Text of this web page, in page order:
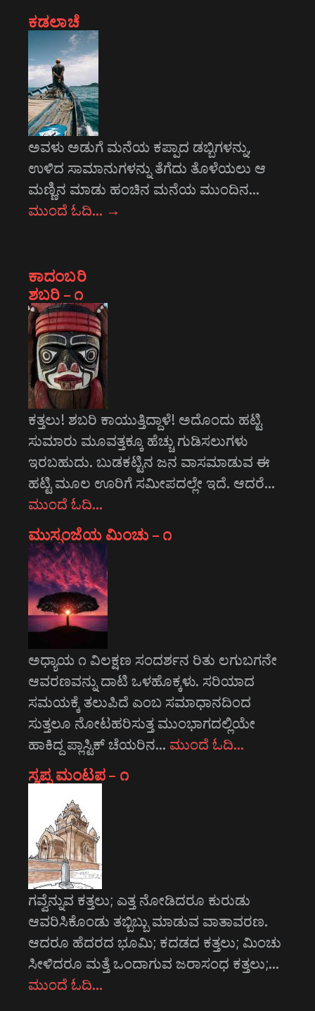
ಕಡಲಾಚೆ
ಅವಳು ಅಡುಗೆ ಮನೆಯ ಕಪ್ಪಾದ ಡಬ್ಬಿಗಳನ್ನು,
ಉಳಿದ ಸಾಮಾನುಗಳನ್ನು ತೆಗೆದು ತೊಳೆಯಲು ಆ
ಮಣ್ಣಿನ ಮಾಡು ಹಂಚಿನ ಮನೆಯ ಮುಂದಿನ…
ಮುಂದೆ ಓದಿ… →
ಕಾದಂಬರಿ
ಶಬರಿ – ೧
ಕತ್ತಲು! ಶಬರಿ ಕಾಯುತ್ತಿದ್ದಾಳೆ! ಅದೊಂದು ಹಟ್ಟಿ
ಸುಮಾರು ಮೂವತ್ತಕ್ಕೂ ಹೆಚ್ಚು ಗುಡಿಸಲುಗಳು
ಇರಬಹುದು. ಬುಡಕಟ್ಟಿನ ಜನ ವಾಸಮಾಡುವ ಈ
ಹಟ್ಟಿ ಮೂಲ ಊರಿಗೆ ಸಮೀಪದಲ್ಲೇ ಇದೆ. ಆದರೆ…
ಮುಂದೆ ಓದಿ…
ಮುಸ್ಸಂಜೆಯ ಮಿಂಚು – ೧
ಅಧ್ಯಾಯ ೧ ವಿಲಕ್ಷಣ ಸಂದರ್ಶನ ರಿತು ಲಗುಬಗನೇ
ಆವರಣವನ್ನು ದಾಟಿ ಒಳಹೊಕ್ಕಳು. ಸರಿಯಾದ
ಸಮಯಕ್ಕೆ ತಲುಪಿದೆ ಎಂಬ ಸಮಾಧಾನದಿಂದ
ಸುತ್ತಲೂ ನೋಟಹರಿಸುತ್ತ ಮುಂಭಾಗದಲ್ಲಿಯೇ
ಹಾಕಿದ್ದ ಪ್ಲಾಸ್ಟಿಕ್ ಚೆಯರಿನ… ಮುಂದೆ ಓದಿ…
ಸ್ವಪ್ನ ಮಂಟಪ – ೧
ಗವ್ವೆನ್ನುವ ಕತ್ತಲು; ಎತ್ತ ನೋಡಿದರೂ ಕುರುಡು
ಆವರಿಸಿಕೊಂಡು ತಬ್ಬಿಬ್ಬು ಮಾಡುವ ವಾತಾವರಣ.
ಆದರೂ ಹೆದರದ ಭೂಮಿ; ಕದಡದ ಕತ್ತಲು; ಮಿಂಚು
ಸೀಳಿದರೂ ಮತ್ತೆ ಒಂದಾಗುವ ಜರಾಸಂಧ ಕತ್ತಲು;…
ಮುಂದೆ ಓದಿ…